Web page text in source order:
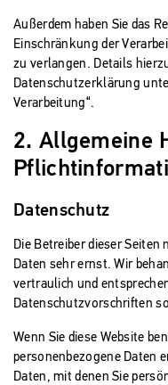
Außerdem haben Sie das
Einschränkung der
zu verlangen. Details
Datenschutzerklärung
Verarbeitung“.
2. Allgemeine
Datenschutz
Die Betreiber dieser
Daten sehr ernst. Wir
vertraulich und
Datenschutzvorschriften
Wenn Sie diese Website
personenbezogene Daten
Daten, mit denen Sie